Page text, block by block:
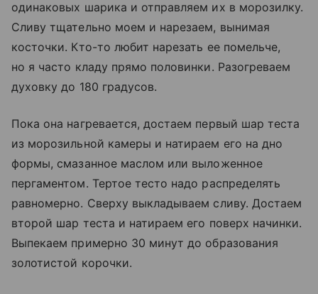
одинаковых шарика и отправляем их в морозилку.
Сливу тщательно моем и нарезаем, вынимая
косточки. Кто-то любит нарезать ее помельче,
но я часто кладу прямо половинки. Разогреваем
духовку до 180 градусов.
Пока она нагревается, достаем первый шар теста
из морозильной камеры и натираем его на дно
формы, смазанное маслом или выложенное
пергаментом. Тертое тесто надо распределять
равномерно. Сверху выкладываем сливу. Достаем
второй шар теста и натираем его поверх начинки.
Выпекаем примерно 30 минут до образования
золотистой корочки.